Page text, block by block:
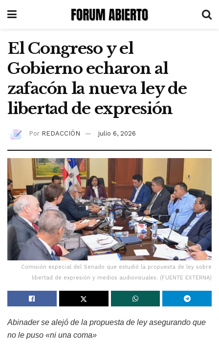
El Congreso y el
Gobierno echaron al
zafacón la nueva ley de
libertad de expresión
Por REDACCIÓN julio 6, 2026
Comisión especial del Senado que estudió la propuesta de ley sobre
libertad de expresión y medios audiovisuales. (FUENTE EXTERNA)
Abinader se alejó de la propuesta de ley asegurando que
no le puso «ni una coma»